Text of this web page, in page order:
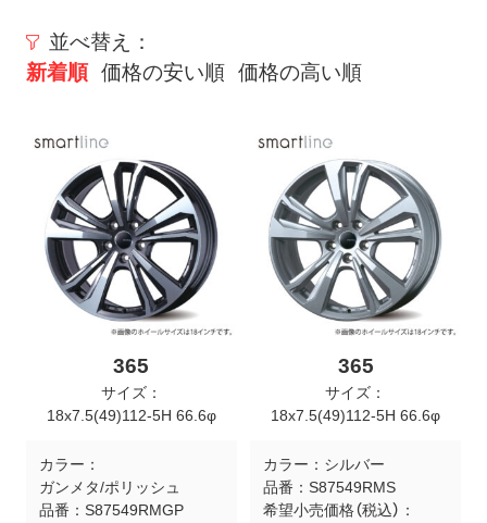
並べ替え：
新着順 価格の安い順 価格の高い順
365
サイズ：
18x7.5(49)112-5H 66.6φ
カラー：
ガンメタ/ポリッシュ
品番： S87549RMGP
365
サイズ：
18x7.5(49)112-5H 66.6φ
カラー： シルバー
品番： S87549RMS
希望小売価格（税込）：